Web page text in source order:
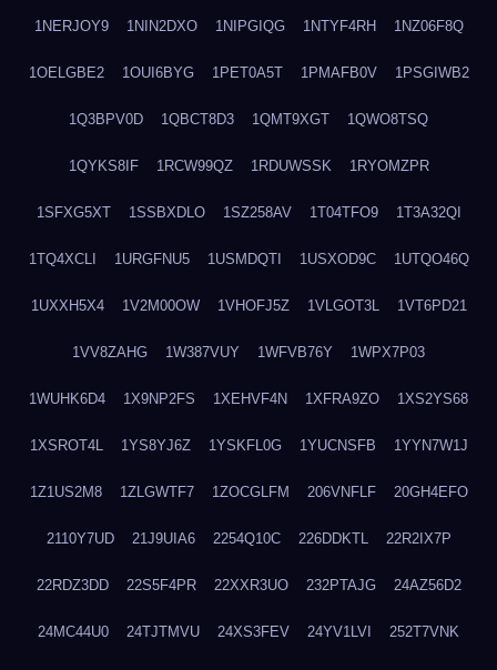
1NERJOY9 1NIN2DXO 1NIPGIQG 1NTYF4RH 1NZ06F8Q
1OELGBE2 1OUI6BYG 1PET0A5T 1PMAFB0V 1PSGIWB2
1Q3BPV0D 1QBCT8D3 1QMT9XGT 1QWO8TSQ
1QYKS8IF 1RCW99QZ 1RDUWSSK 1RYOMZPR
1SFXG5XT 1SSBXDLO 1SZ258AV 1T04TFO9 1T3A32QI
1TQ4XCLI 1URGFNU5 1USMDQTI 1USXOD9C 1UTQO46Q
1UXXH5X4 1V2M00OW 1VHOFJ5Z 1VLGOT3L 1VT6PD21
1VV8ZAHG 1W387VUY 1WFVB76Y 1WPX7P03
1WUHK6D4 1X9NP2FS 1XEHVF4N 1XFRA9ZO 1XS2YS68
1XSROT4L 1YS8YJ6Z 1YSKFL0G 1YUCNSFB 1YYN7W1J
1Z1US2M8 1ZLGWTF7 1ZOCGLFM 206VNFLF 20GH4EFO
2110Y7UD 21J9UIA6 2254Q10C 226DDKTL 22R2IX7P
22RDZ3DD 22S5F4PR 22XXR3UO 232PTAJG 24AZ56D2
24MC44U0 24TJTMVU 24XS3FEV 24YV1LVI 252T7VNK